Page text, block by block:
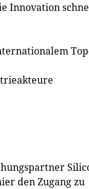
Innovation
den Zugang zu